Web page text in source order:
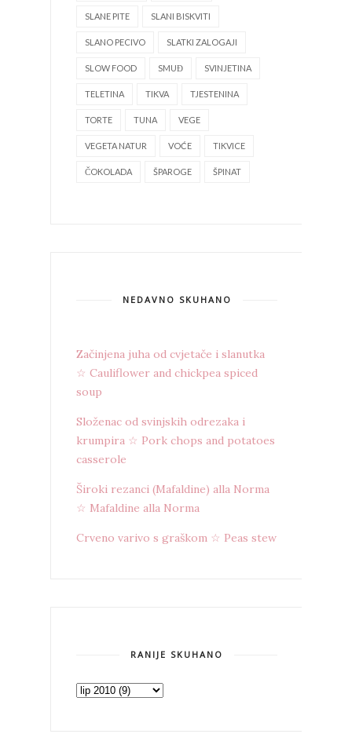
SLANE PITE SLANI BISKVITI
SLANO PECIVO SLATKI ZALOGAJI
SLOW FOOD SMUĐ SVINJETINA
TELETINA TIKVA TJESTENINA
TORTE TUNA VEGE
VEGETA NATUR VOĆE TIKVICE
ČOKOLADA ŠPAROGE ŠPINAT
NEDAVNO SKUHANO
Začinjena juha od cvjetače i slanutka
☆ Cauliflower and chickpea spiced
soup
Složenac od svinjskih odrezaka i
krumpira ☆ Pork chops and potatoes
casserole
Široki rezanci (Mafaldine) alla Norma
☆ Mafaldine alla Norma
Crveno varivo s graškom ☆ Peas stew
RANIJE SKUHANO